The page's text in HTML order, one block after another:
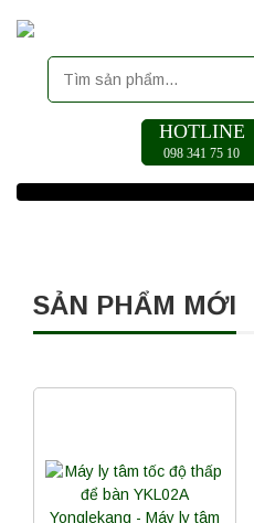
HOTLINE
098 341 75 10
SẢN PHẨM MỚI